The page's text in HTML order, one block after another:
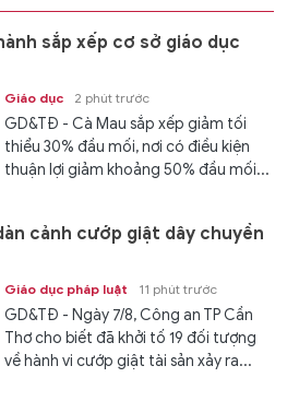
sắp xếp cơ sở giáo dục
Giáo dục 2 phút trước
GD&TĐ - Cà Mau sắp xếp giảm tối
thiểu 30% đầu mối, nơi có điều kiện
thuận lợi giảm khoảng 50% đầu mối...
cảnh cướp giật dây chuyền
Giáo dục pháp luật 11 phút trước
GD&TĐ - Ngày 7/8, Công an TP Cần
Thơ cho biết đã khởi tố 19 đối tượng
về hành vi cướp giật tài sản xảy ra...